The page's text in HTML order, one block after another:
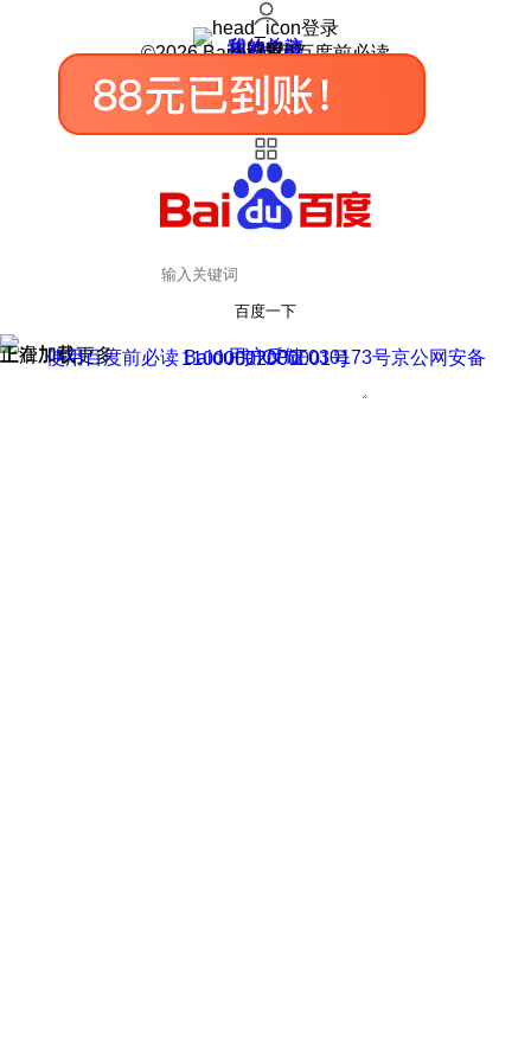
登录
我的关注
我的收藏
皮肤中心
用户反馈
设置
©2026 Baidu 使用百度前必读
百度一下
正在加载
上滑加载更多 用户反馈
使用百度前必读 Baidu 京ICP证030173号
京公网安备11000002000001号